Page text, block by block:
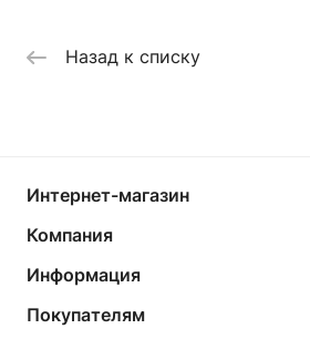
Назад к списку
Интернет-магазин
Компания
Информация
Покупателям